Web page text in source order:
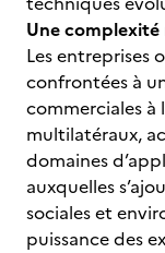
Une
Les entreprises
confrontées à
commerciales à
multilatéraux,
domaines
auxquelles
sociales et
puissance des